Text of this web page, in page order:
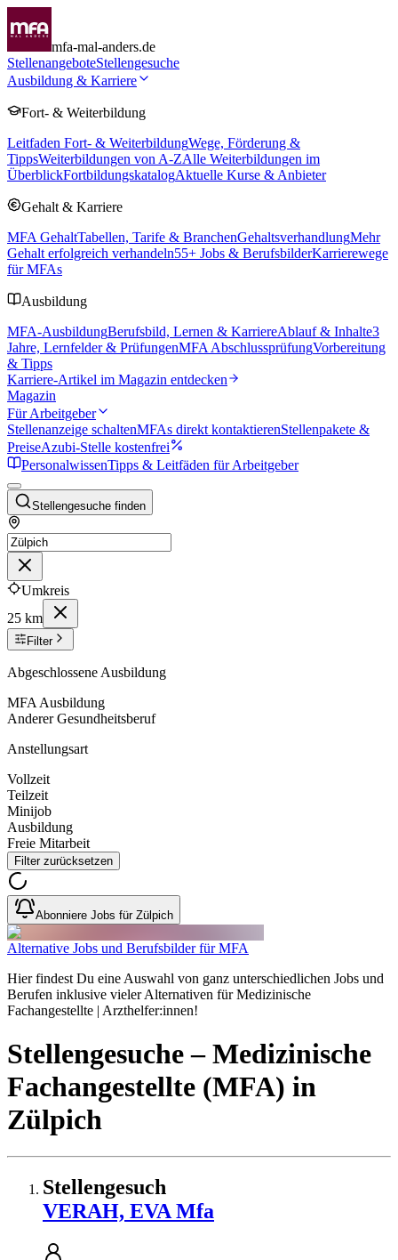
mfa-mal-anders.de
StellenangeboteStellengesuche
Ausbildung & Karriere
Fort- & Weiterbildung
Leitfaden Fort- & WeiterbildungWege, Förderung &
TippsWeiterbildungen von A-ZAlle Weiterbildungen im
ÜberblickFortbildungskatalogAktuelle Kurse & Anbieter
Gehalt & Karriere
MFA GehaltTabellen, Tarife & BranchenGehaltsverhandlungMehr
Gehalt erfolgreich verhandeln55+ Jobs & BerufsbilderKarrierewege
für MFAs
Ausbildung
MFA-AusbildungBerufsbild, Lernen & KarriereAblauf & Inhalte3
Jahre, Lernfelder & PrüfungenMFA AbschlussprüfungVorbereitung
& Tipps
Karriere-Artikel im Magazin entdecken
Magazin
Für Arbeitgeber
Stellenanzeige schaltenMFAs direkt kontaktierenStellenpakete &
PreiseAzubi-Stelle kostenfrei
PersonalwissenTipps & Leitfäden für Arbeitgeber
Stellengesuche finden
Umkreis
25 km
Filter
Abgeschlossene Ausbildung
MFA Ausbildung
Anderer Gesundheitsberuf
Anstellungsart
Vollzeit
Teilzeit
Minijob
Ausbildung
Freie Mitarbeit
Filter zurücksetzen
Abonniere Jobs für Zülpich
Alternative Jobs und Berufsbilder für MFA
Hier findest Du eine Auswahl von ganz unterschiedlichen Jobs und
Berufen inklusive vieler Alternativen für Medizinische
Fachangestellte | Arzthelfer:innen!
Stellengesuche– Medizinische
Fachangestellte (MFA) in
Zülpich
Stellengesuch
VERAH, EVA Mfa